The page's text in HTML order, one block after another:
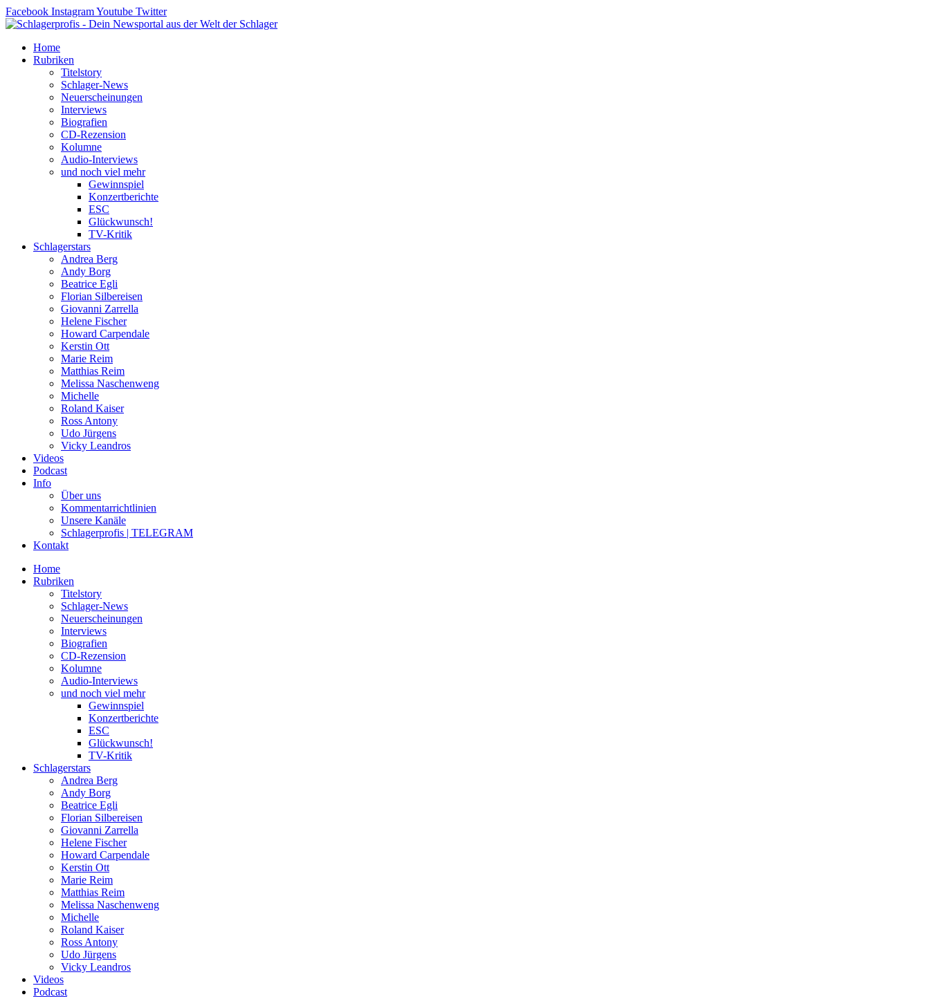
Zum
Inhalt
Facebook InstagramYoutube Twitter
Home
Rubriken
Titelstory
Schlager-News
Neuerscheinungen
Interviews
Biografien
CD-Rezension
Kolumne
Audio-Interviews
und noch viel mehr
Gewinnspiel
Konzertberichte
ESC
Glückwunsch!
TV-Kritik
Schlagerstars
Andrea Berg
Andy Borg
Beatrice Egli
Florian Silbereisen
Giovanni Zarrella
Helene Fischer
Howard Carpendale
Kerstin Ott
Marie Reim
Matthias Reim
Melissa Naschenweng
Michelle
Roland Kaiser
Ross Antony
Udo Jürgens
Vicky Leandros
Videos
Podcast
Info
Über uns
Kommentarrichtlinien
Unsere Kanäle
Schlagerprofis | TELEGRAM
Kontakt
Home
Rubriken
Titelstory
Schlager-News
Neuerscheinungen
Interviews
Biografien
CD-Rezension
Kolumne
Audio-Interviews
und noch viel mehr
Gewinnspiel
Konzertberichte
ESC
Glückwunsch!
TV-Kritik
Schlagerstars
Andrea Berg
Andy Borg
Beatrice Egli
Florian Silbereisen
Giovanni Zarrella
Helene Fischer
Howard Carpendale
Kerstin Ott
Marie Reim
Matthias Reim
Melissa Naschenweng
Michelle
Roland Kaiser
Ross Antony
Udo Jürgens
Vicky Leandros
Videos
Podcast